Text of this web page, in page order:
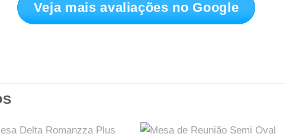
Veja mais avaliações no Google